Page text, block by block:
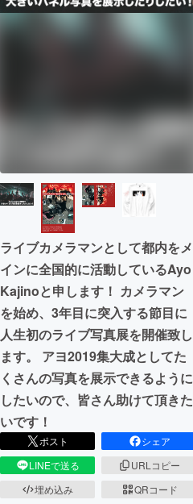
ビジネス・起業
CAMPFIRE for Social Good
ライブカメラマンとして都内をメ
インに全国的に活動しているAyo
Kajinoと申します！ カメラマン
を始め、3年目に突入する節目に
人生初のライブ写真展を開催致し
ます。 アヨ2019集大成としてた
くさんの写真を展示できるように
したいので、皆さん助けて頂きた
いです！
ポスト
シェア
LINEで送る
URLコピー
埋め込み
QRコード